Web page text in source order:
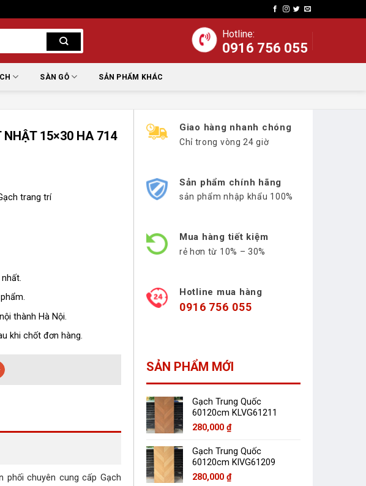
Hotline:
0916 756 055
SÀN GỖ SẢN PHẨM KHÁC
NHẬT 15×30 HA 714
trang trí
thành Hà Nội.
khi chốt đơn hàng.
phối chuyên cung cấp Gạch
Giao hàng nhanh chóng
Chỉ trong vòng 24 giờ
Sản phẩm chính hãng
sản phẩm nhập khẩu 100%
Mua hàng tiết kiệm
rẻ hơn từ 10% – 30%
Hotline mua hàng
0916 756 055
SẢN PHẨM MỚI
Gạch Trung Quốc
60120cm KLVG61211
280,000 ₫
Gạch Trung Quốc
60120cm KlVG61209
280,000 ₫